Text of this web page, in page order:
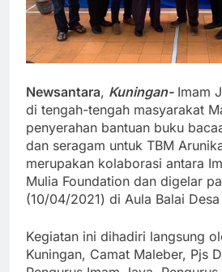
Newsantara, Kuningan- Imam
di tengah-tengah masyarakat
penyerahan bantuan buku
dan seragam untuk TBM
merupakan kolaborasi antara
Mulia Foundation dan digelar
(10/04/2021) di Aula Balai
Kegiatan ini dihadiri langsung
Kuningan, Camat Maleber, Pjs